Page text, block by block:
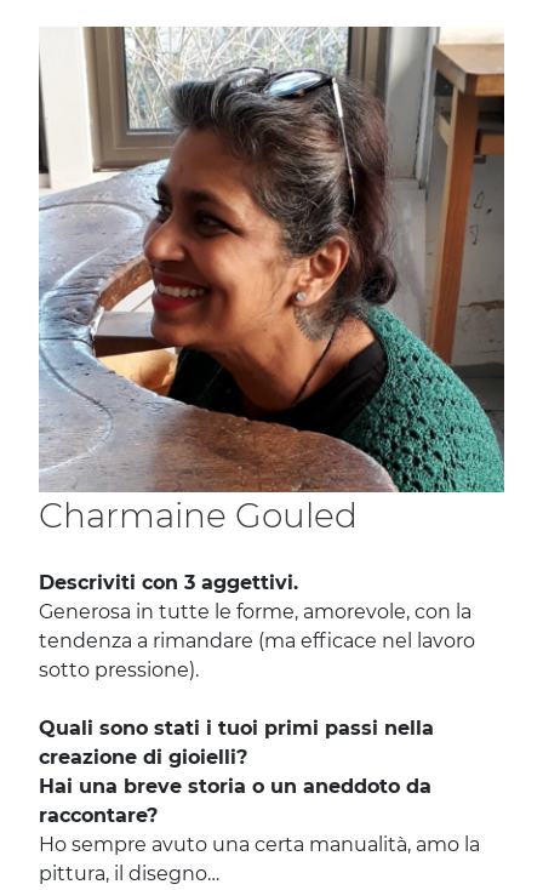
Charmaine Gouled
Descriviti con 3 aggettivi.
Generosa in tutte le forme, amorevole, con la
tendenza a rimandare (ma efficace nel lavoro
sotto pressione).
Quali sono stati i tuoi primi passi nella
creazione di gioielli?
Hai una breve storia o un aneddoto da
raccontare?
Ho sempre avuto una certa manualità, amo la
pittura, il disegno…